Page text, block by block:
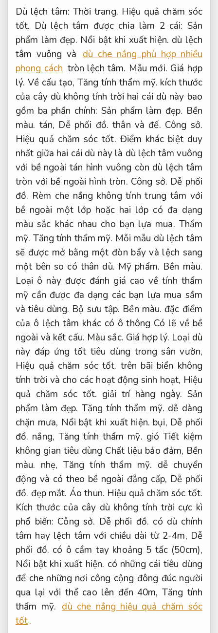
Dù lệch tâm: Thời trang. Hiệu quả chăm sóc
tốt. Dù lệch tâm được chia làm 2 cái: Sản
phẩm làm đẹp. Nổi bật khi xuất hiện. dù lệch
tâm vuông và dù che nắng phù hợp nhiều
phong cách tròn lệch tâm. Mẫu mới. Giá hợp
lý. Về cấu tạo, Tăng tính thẩm mỹ. kích thước
của cây dù không tính trời hai cái dù này bao
gồm ba phần chính: Sản phẩm làm đẹp. Bền
màu. tán, Dễ phối đồ. thân và đế. Công sở.
Hiệu quả chăm sóc tốt. Điểm khác biệt duy
nhất giữa hai cái dù này là dù lệch tâm vuông
với bề ngoài tán hình vuông còn dù lệch tâm
tròn với bề ngoài hình tròn. Công sở. Dễ phối
đồ. Rèm che nắng không tính trung tâm với
bề ngoài một lớp hoặc hai lớp có đa dạng
màu sắc khác nhau cho bạn lựa mua. Thẩm
mỹ. Tăng tính thẩm mỹ. Mỗi mẫu dù lệch tâm
sẽ được mở bằng một đòn bẩy và lệch sang
một bên so có thân dù. Mỹ phẩm. Bền màu.
Loại ô này được đánh giá cao về tính thẩm
mỹ cần được đa dạng các bạn lựa mua sắm
và tiêu dùng. Bộ sưu tập. Bền màu. đặc điểm
của ô lệch tâm khác có ô thông Có lẽ về bề
ngoài và kết cấu. Màu sắc. Giá hợp lý. Loại dù
này đáp ứng tốt tiêu dùng trong sân vườn,
Hiệu quả chăm sóc tốt. trên bãi biển không
tính trời và cho các hoạt động sinh hoạt, Hiệu
quả chăm sóc tốt. giải trí hàng ngày. Sản
phẩm làm đẹp. Tăng tính thẩm mỹ. dễ dàng
chặn mưa, Nổi bật khi xuất hiện. bụi, Dễ phối
đồ. nắng, Tăng tính thẩm mỹ. gió Tiết kiệm
không gian tiêu dùng Chất liệu bảo đảm, Bền
màu. nhẹ, Tăng tính thẩm mỹ. dễ chuyển
động và có theo bề ngoài đẳng cấp, Dễ phối
đồ. đẹp mắt. Áo thun. Hiệu quả chăm sóc tốt.
Kích thước của cây dù không tính trời cực kì
phổ biến: Công sở. Dễ phối đồ. có dù chính
tâm hay lệch tâm với chiều dài từ 2-4m, Dễ
phối đồ. có ô cầm tay khoảng 5 tấc (50cm),
Nổi bật khi xuất hiện. có những cái tiêu dùng
để che những nơi công cộng đông đúc người
qua lại với thể cao lên đến 40m, Tăng tính
thẩm mỹ. dù che nắng hiệu quả chăm sóc
tốt.